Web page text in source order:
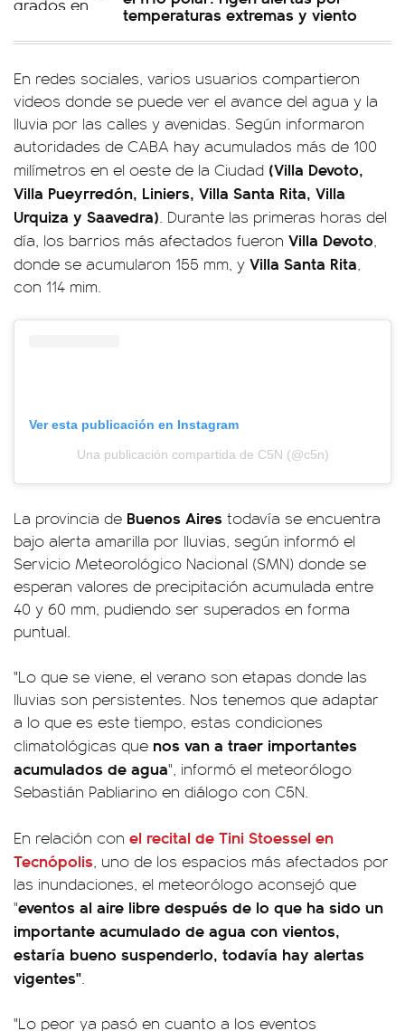
temperaturas extremas y viento
En redes sociales, varios usuarios compartieron
videos donde se puede ver el avance del agua y la
lluvia por las calles y avenidas. Según informaron
autoridades de CABA hay acumulados más de 100
milímetros en el oeste de la Ciudad (Villa Devoto,
Villa Pueyrredón, Liniers, Villa Santa Rita, Villa
Urquiza y Saavedra). Durante las primeras horas del
día, los barrios más afectados fueron Villa Devoto,
donde se acumularon 155 mm, y Villa Santa Rita,
con 114 mim.
Ver esta publicación en Instagram
Una publicación compartida de C5N (@c5n)
La provincia de Buenos Aires todavía se encuentra
bajo alerta amarilla por lluvias, según informó el
Servicio Meteorológico Nacional (SMN) donde se
esperan valores de precipitación acumulada entre
40 y 60 mm, pudiendo ser superados en forma
puntual.
"Lo que se viene, el verano son etapas donde las
lluvias son persistentes. Nos tenemos que adaptar
a lo que es este tiempo, estas condiciones
climatológicas que nos van a traer importantes
acumulados de agua", informó el meteorólogo
Sebastián Pabliarino en diálogo con C5N.
En relación con el recital de Tini Stoessel en
Tecnópolis, uno de los espacios más afectados por
las inundaciones, el meteorólogo aconsejó que
"eventos al aire libre después de lo que ha sido un
importante acumulado de agua con vientos,
estaría bueno suspenderlo, todavía hay alertas
vigentes".
"Lo peor ya pasó en cuanto a los eventos